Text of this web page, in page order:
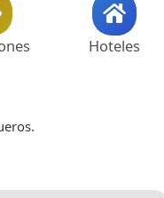
Hoteles